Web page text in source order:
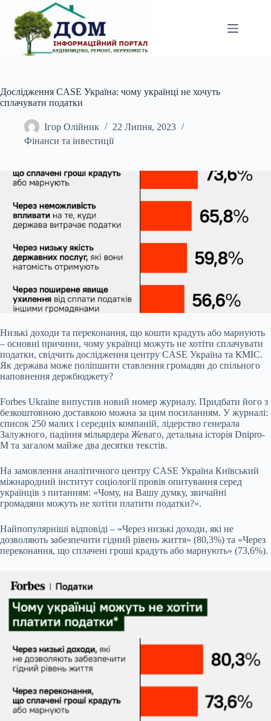
вмісту
Дослідження CASE Україна: чому українці не хочуть
сплачувати податки
Ігор Олійник
22 Липня, 2023
Фінанси та інвестиції
Низькі доходи та переконання, що кошти крадуть або марнують
– основні причини, чому українці можуть не хотіти сплачувати
податки, свідчить дослідження центру CASE Україна та КМІС.
Як держава може поліпшити ставлення громадян до спільного
наповнення держбюджету?
Forbes Ukraine випустив новий номер журналу. Придбати його з
безкоштовною доставкою можна за цим посиланням. У журналі:
список 250 малих і середніх компаній, лідерство генерала
Залужного, падіння мільярдера Жеваго, детальна історія Dnipro-
M та загалом майже два десятки текстів.
На замовлення аналітичного центру CASE Україна Київський
міжнародний інститут соціології провів опитування серед
українців з питанням: «Чому, на Вашу думку, звичайні
громадяни можуть не хотіти платити податки?».
Найпопулярніші відповіді – «Через низькі доходи, які не
дозволяють забезпечити гідний рівень життя» (80,3%) та «Через
переконання, що сплачені гроші крадуть або марнують» (73,6%).